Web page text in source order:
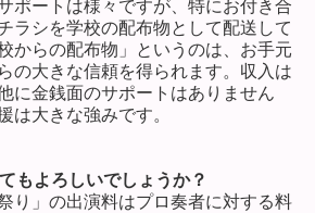
ポートは様々ですが、特にお付き合
ラシを学校の配布物として配送して
からの配布物」というのは、お手元
の大きな信頼を得られます。収入は
に金銭面のサポートはありません
は大きな強みです。
もよろしいでしょうか？
り」の出演料はプロ奏者に対する料